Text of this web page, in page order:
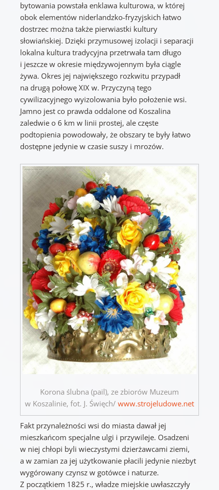
bytowania powstała enklawa kulturowa, w której
obok elementów niderlandzko-fryzyjskich łatwo
dostrzec można także pierwiastki kultury
słowiańskiej. Dzięki przymusowej izolacji i separacji
lokalna kultura tradycyjna przetrwała tam długo
i jeszcze w okresie międzywojennym była ciągle
żywa. Okres jej największego rozkwitu przypadł
na drugą połowę XIX w. Przyczyną tego
cywilizacyjnego wyizolowania było położenie wsi.
Jamno jest co prawda oddalone od Koszalina
zaledwie o 6 km w linii prostej, ale częste
podtopienia powodowały, że obszary te były łatwo
dostępne jedynie w czasie suszy i mrozów.
Korona ślubna (pail), ze zbiorów Muzeum
w Koszalinie, fot. J. Święch/ www.strojeludowe.net
Fakt przynależności wsi do miasta dawał jej
mieszkańcom specjalne ulgi i przywileje. Osadzeni
w niej chłopi byli wieczystymi dzierżawcami ziemi,
a w zamian za jej użytkowanie płacili jedynie niezbyt
wygórowany czynsz w gotówce i naturze.
Z początkiem 1825 r., władze miejskie uwłaszczyły